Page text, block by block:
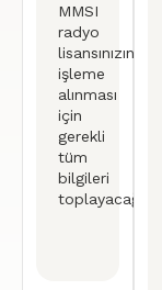
MMSI
radyo
lisansınızın
işleme
alınması
için
gerekli
tüm
bilgileri
toplayacağız.